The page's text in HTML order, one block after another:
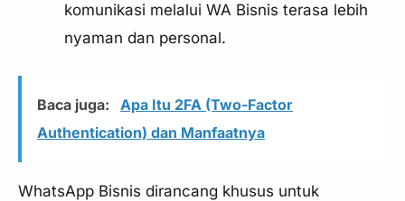
komunikasi melalui WA Bisnis terasa lebih
nyaman dan personal.
Baca juga:
Apa Itu 2FA (Two-Factor
Authentication) dan Manfaatnya
WhatsApp Bisnis dirancang khusus untuk